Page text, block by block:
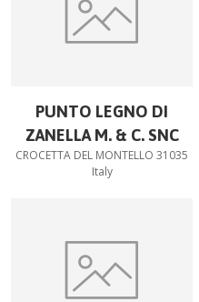
PUNTO LEGNO DI
ZANELLA M. & C. SNC
CROCETTA DEL MONTELLO 31035
Italy